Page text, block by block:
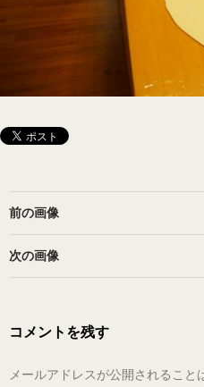
前の画像
次の画像
コメントを残す
メールアドレスが公開されること